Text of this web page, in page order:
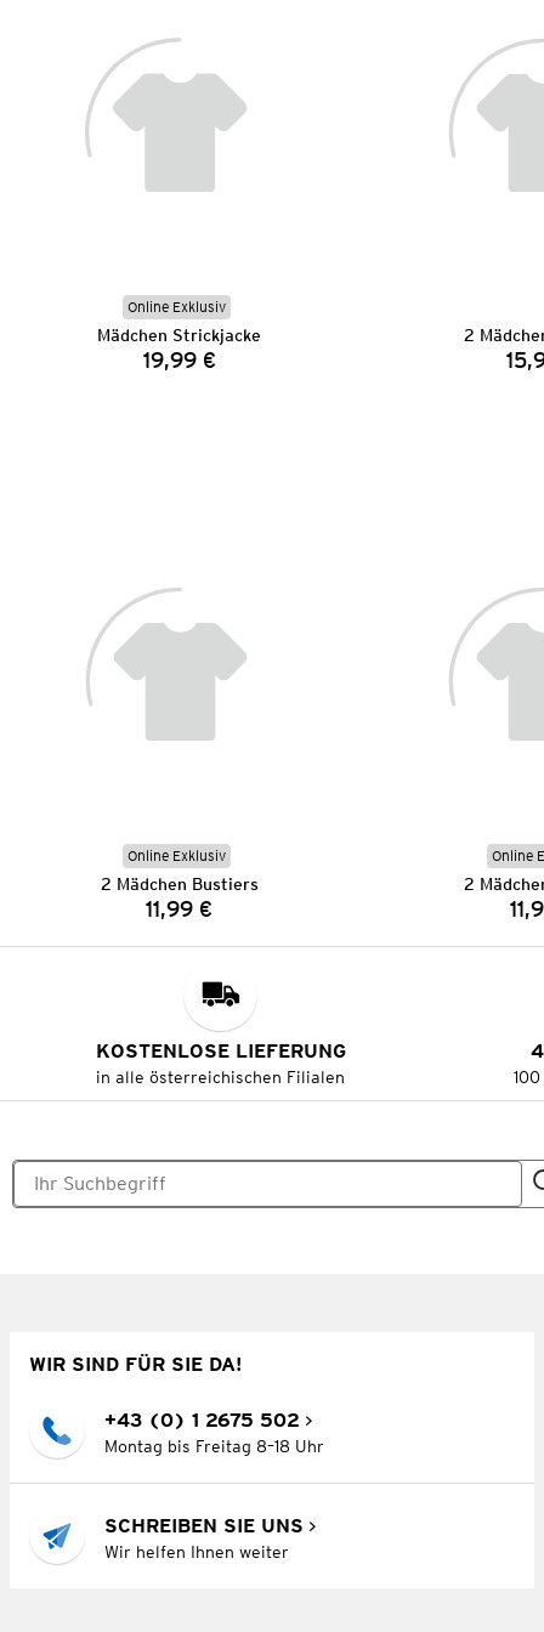
Online Exklusiv
Mädchen Strickjacke
Preis:
19,99 €
2
Online Exklusiv
2 Mädchen Bustiers
Preis:
11,99 €
Online
2
KOSTENLOSE LIEFERUNG
in alle österreichischen Filialen
WIR SIND FÜR SIE DA!
+43 (0) 1 2675 502
Montag bis Freitag 8–18 Uhr
SCHREIBEN SIE UNS
Wir helfen Ihnen weiter